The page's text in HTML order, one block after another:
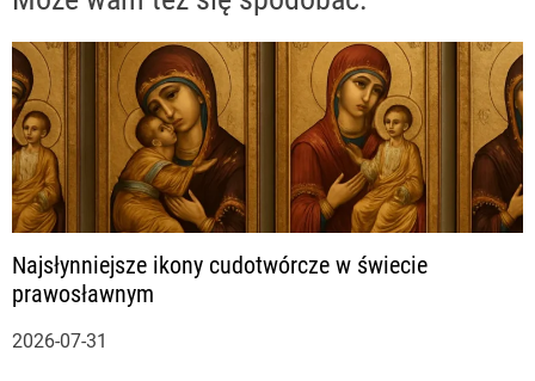
a
c
j
a
w
p
Najsłynniejsze ikony cudotwórcze w świecie
prawosławnym
2026-07-31